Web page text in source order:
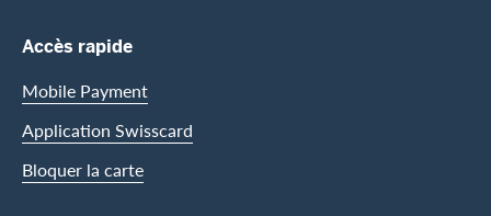
Footer Navigation
Accès rapide
Mobile Payment
Application Swisscard
Bloquer la carte